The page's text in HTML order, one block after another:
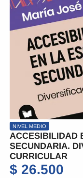
NIVEL MEDIO
ACCESIBILIDAD
SECUNDARIA.
CURRICULAR
$ 26.500